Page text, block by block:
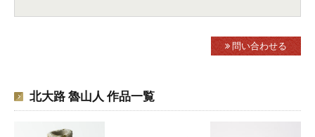
問い合わせる
北大路 魯山人 作品一覧